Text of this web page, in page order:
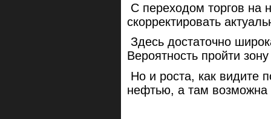
С переходом торгов на
скорректировать
Здесь достаточно
Вероятность пройти
Но и роста, как видите
нефтью, а там возможна